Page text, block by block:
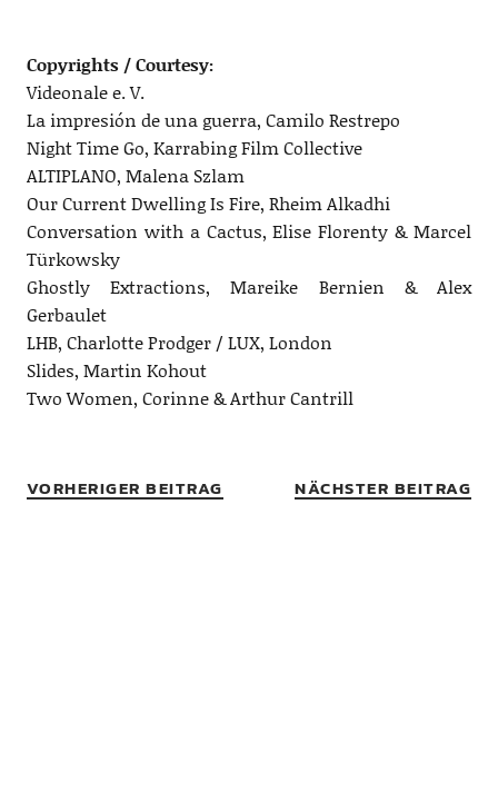
Copyrights / Courtesy:
Videonale e. V.
La impresión de una guerra, Camilo Restrepo
Night Time Go, Karrabing Film Collective
ALTIPLANO, Malena Szlam
Our Current Dwelling Is Fire, Rheim Alkadhi
Conversation with a Cactus, Elise Florenty & Marcel
Türkowsky
Ghostly Extractions, Mareike Bernien & Alex
Gerbaulet
LHB, Charlotte Prodger / LUX, London
Slides, Martin Kohout
Two Women, Corinne & Arthur Cantrill
VORHERIGER BEITRAG NÄCHSTER BEITRAG